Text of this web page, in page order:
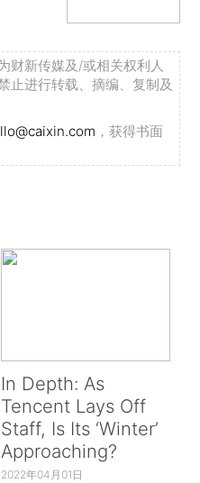
财新传媒及/或相关权利人
止进行转载、摘编、复制及
，获得书面
In Depth: As
Tencent Lays Off
Staff, Is Its ‘Winter’
Approaching?
2022年04月01日